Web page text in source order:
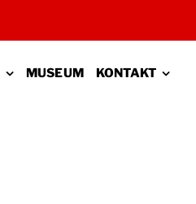
MUSEUM KONTAKT